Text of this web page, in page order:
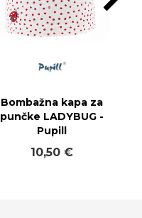
Bombažna kapa za
punčke LADYBUG -
Pupill
10,50 €